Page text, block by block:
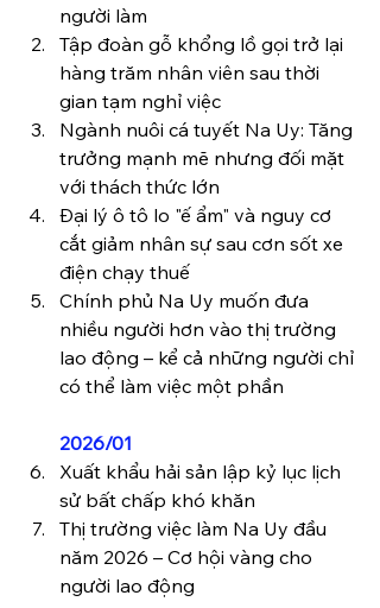
người làm
Tập đoàn gỗ khổng lồ gọi trở lại
hàng trăm nhân viên sau thời
gian tạm nghỉ việc
Ngành nuôi cá tuyết Na Uy: Tăng
trưởng mạnh mẽ nhưng đối mặt
với thách thức lớn
Đại lý ô tô lo "ế ẩm" và nguy cơ
cắt giảm nhân sự sau cơn sốt xe
điện chạy thuế
Chính phủ Na Uy muốn đưa
nhiều người hơn vào thị trường
lao động – kể cả những người chỉ
có thể làm việc một phần
2026/01
Xuất khẩu hải sản lập kỷ lục lịch
sử bất chấp khó khăn
Thị trường việc làm Na Uy đầu
năm 2026 – Cơ hội vàng cho
người lao động